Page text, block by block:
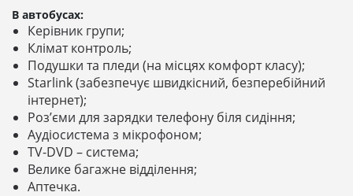
В автобусах:
Керівник групи;
Клімат контроль;
Подушки та пледи (на місцях комфорт класу);
Starlink (забезпечує швидкісний, безперебійний
інтернет);
Роз’єми для зарядки телефону біля сидіння;
Аудіосистема з мікрофоном;
TV-DVD – система;
Велике багажне відділення;
Аптечка.